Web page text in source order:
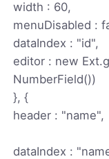
width : 60,
menuDisabled :
dataIndex : "id",
editor : new
NumberField())
}, {
header : "name",
dataIndex :